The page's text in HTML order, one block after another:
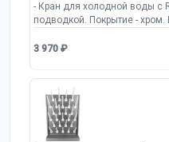
- Кран для холодной воды с
подводкой. Покрытие -
3 970 ₽